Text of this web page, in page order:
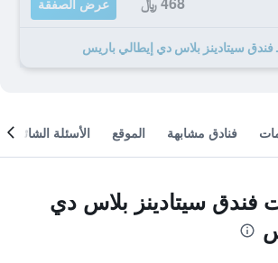
عرض الصفقة
فنادق مشابهة الموقع الأسئلة الشائعة
سيتادينز بلاس دي